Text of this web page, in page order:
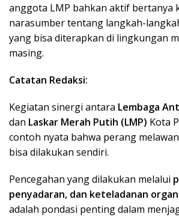
anggota LMP bahkan aktif bertanya
narasumber tentang langkah-
yang bisa diterapkan di lingkungan
masing.
Catatan Redaksi:
Kegiatan sinergi antara Lembaga
dan Laskar Merah Putih (LMP) Kota
contoh nyata bahwa perang
bisa dilakukan sendiri.
Pencegahan yang dilakukan melalui
penyadaran, dan keteladanan
adalah pondasi penting dalam